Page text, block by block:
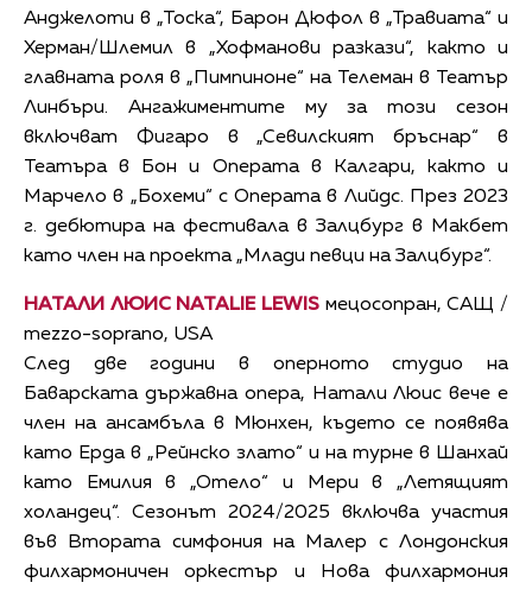
Анджелоти в „Тоска“, Барон Дюфол в „Травиата“ и
Херман/Шлемил в „Хофманови разкази“, както и
главната роля в „Пимпиноне“ на Телеман в Театър
Линбъри. Ангажиментите му за този сезон
включват Фигаро в „Севилският бръснар“ в
Театъра в Бон и Операта в Калгари, както и
Марчело в „Бохеми“ с Операта в Лийдс. През 2023
г. дебютира на фестивала в Залцбург в Макбет
като член на проекта „Млади певци на Залцбург“.
НАТАЛИ ЛЮИС NATALIE LEWIS мецосопран, САЩ /
mezzo-soprano, USA
След две години в оперното студио на
Баварската държавна опера, Натали Люис вече е
член на ансамбъла в Мюнхен, където се появява
като Ерда в „Рейнско злато“ и на турне в Шанхай
като Емилия в „Отело“ и Мери в „Летящият
холандец“. Сезонът 2024/2025 включва участия
във Втората симфония на Малер с Лондонския
филхармоничен оркестър и Нова филхармония